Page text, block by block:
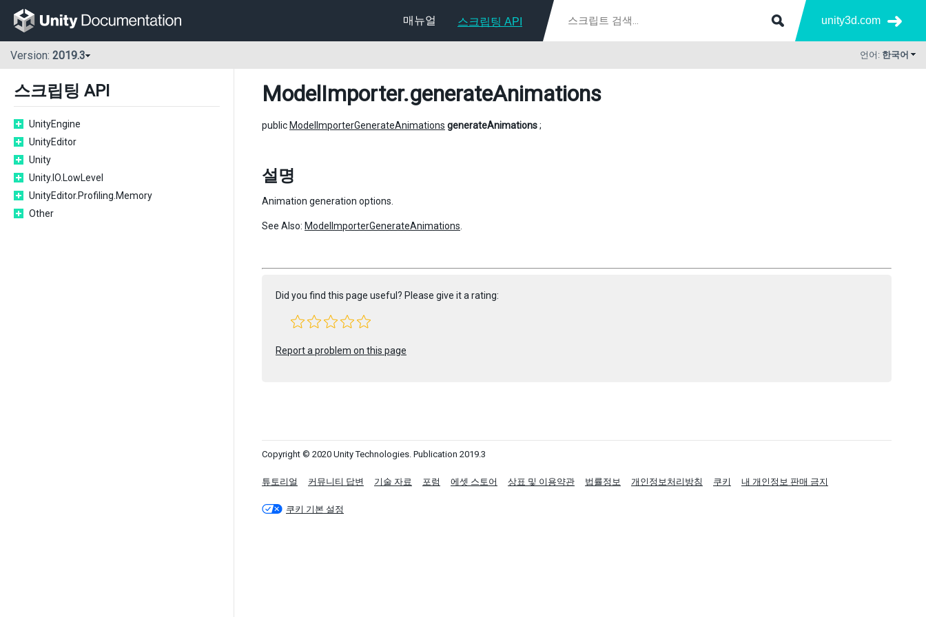
매뉴얼 스크립팅 API unity3d.com
Version: 2019.3 언어: 한국어
스크립팅 API
UnityEngine
UnityEditor
Unity
Unity.IO.LowLevel
UnityEditor.Profiling.Memory
Other
ModelImporter.generateAnimations
public ModelImporterGenerateAnimations generateAnimations;
설명
Animation generation options.
See Also: ModelImporterGenerateAnimations
Did you find this page useful? Please give it a rating:
Report a problem on this page
Copyright © 2020 Unity Technologies. Publication 2019.3
튜토리얼 커뮤니티 답변 기술 자료 포럼 에셋 스토어 상표 및 이용약관 법률정보 개인정보처리방침 쿠키 내 개인정보 판매 금지
쿠키 기본 설정